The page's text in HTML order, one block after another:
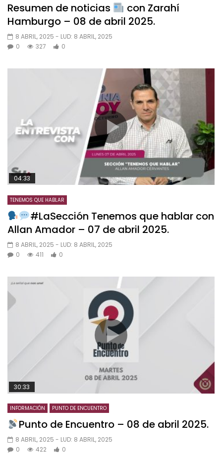
Resumen de noticias
con Zarahí
Hamburgo – 08 de abril 2025.
8 ABRIL, 2025 - LUD: 8 ABRIL, 2025
0
327 0
04:33
TENEMOS QUE HABLAR
#LaSección Tenemos que hablar con
Allan Amador – 07 de abril 2025.
8 ABRIL, 2025 - LUD: 8 ABRIL, 2025
0
411 0
30:33
INFORMACIÓN PUNTO DE ENCUENTRO
Punto de Encuentro – 08 de abril 2025.
8 ABRIL, 2025 - LUD: 8 ABRIL, 2025
0
422 0